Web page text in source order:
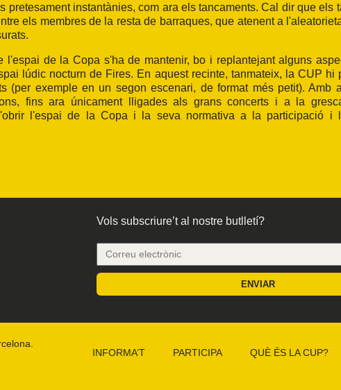
pretesament instantànies, com ara els tancaments. Cal dir que els
els membres de la resta de barraques, que atenent a
de la Copa s'ha de mantenir, bo i replantejant alguns
lúdic nocturn de Fires. En aquest recinte, tanmateix, la CUP hi
(per exemple en un segon escenari, de format més petit). Amb
fins ara únicament lligades als grans concerts i a la
l'espai de la Copa i la seva normativa a la participació i
Vols subscriure’t al nostre butlletí?
ENVIAR
INFORMA’T PARTICIPA QUÈ ÉS LA CUP?